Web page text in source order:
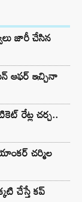
జారీ చేసిన
ఆఫర్ ఇచ్చినా
రేట్ల చర్చ..
చర్మిల
చేస్తే కప్